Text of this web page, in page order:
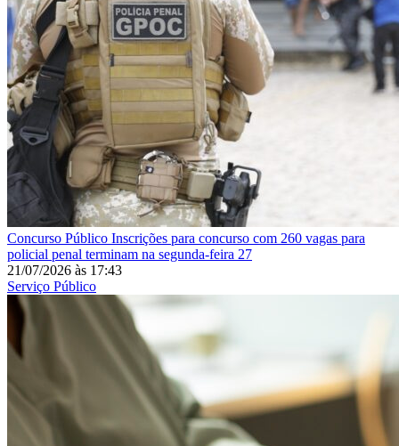
Concurso Público Inscrições para concurso com 260 vagas para
policial penal terminam na segunda-feira 27
21/07/2026 às 17:43
Serviço Público